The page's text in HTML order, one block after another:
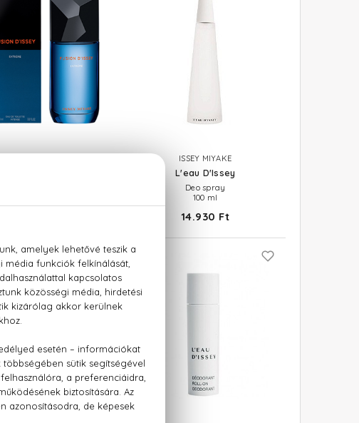
24.180 Ft -tól
ISSEY MIYAKE
L'eau D'Issey
Deo spray
100 ml
14.930 Ft